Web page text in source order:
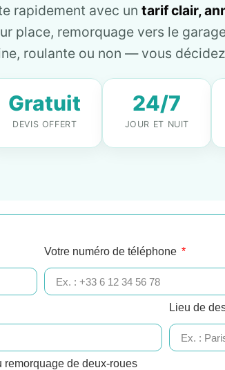
rapidement avec un tarif clair,
place, remorquage vers le
roulante ou non — vous
Gratuit
DEVIS OFFERT
24/7
JOUR ET NUIT
Votre numéro de téléphone
Lieu de
de deux-roues